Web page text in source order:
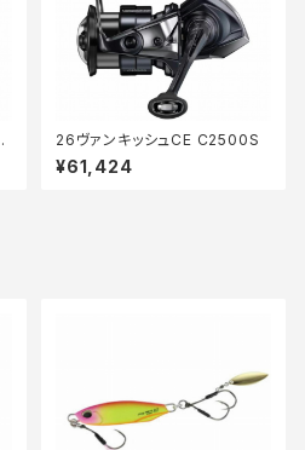
26ヴァンキッシュCE C2500S
¥61,424